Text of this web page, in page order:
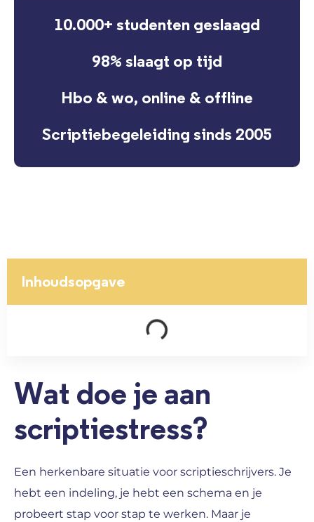
10.000+ studenten geslaagd
98% slaagt op tijd
Hbo & wo, online & offline
Scriptiebegeleiding sinds 2005
Inhoudsopgave
Wat doe je aan
scriptiestress?
Een herkenbare situatie voor scriptieschrijvers. Je
hebt een indeling, je hebt een schema en je
probeert stap voor stap te werken. Maar je